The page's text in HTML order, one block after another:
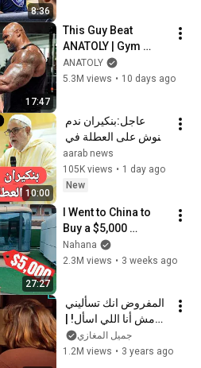
8:36
17:47
This Guy Beat
ANATOLY | Gym
CHALLENGE Went
Wrong
ANATOLY
5.3M views • 10 days ago
10:00
اسبانيا و هجرة المغاربة
إلى سبتة
aarab news
105K views • 1 day ago
New
27:27
I Went to China to
Buy a $5,000
Modular Home —
What's the Real
Nahana
2.3M views • 3 weeks ago
حمامة كامل وأحرجت
جميل المغازي
1.2M views • 3 years ago